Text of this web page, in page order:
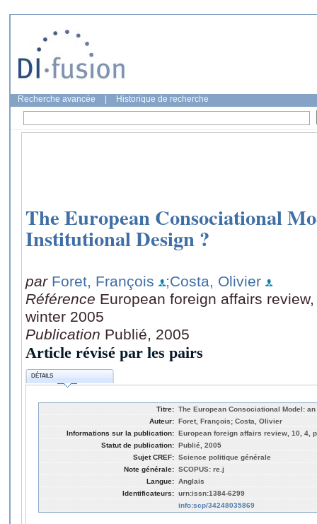
Recherche avancée Historique de recherche
The European Consociational
Institutional Design ?
par Foret, François
;Costa, Olivier
Référence European foreign affairs
winter 2005
Publication Publié, 2005
Article révisé par les pairs
DÉTAILS
Titre: The European Consociational Model:
Auteur: Foret, François; Costa, Olivier
Informations sur la publication: European foreign affairs review, 10, 4,
Statut de publication: Publié, 2005
Sujet CREF: Science politique générale
Note générale: SCOPUS: re.j
Langue: Anglais
Identificateurs: urn:issn:1384-6299
info:scp/34248035869